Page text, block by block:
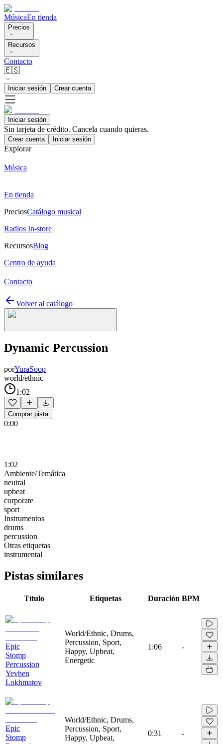
MúsicaEn tienda
Precios
Recursos
Contacto
🇪🇸
Iniciar sesión Crear cuenta
Iniciar sesión
Sin tarjeta de crédito. Cancela cuando quieras.
Crear cuenta Iniciar sesión
Explorar
Música
En tienda
PreciosCatálogo musical
Radios In-store
RecursosBlog
Centro de ayuda
Contacto
Volver al catálogo
Dynamic Percussion
porYuraSoop
world/ethnic
1:02
Comprar pista
0:00
1:02
Ambiente/Temática
neutral
upbeat
corporate
sport
Instrumentos
drums
percussion
Otras etiquetas
instrumental
Pistas similares
Título Etiquetas Duración BPM
Epic
Stomp
Percussion
Yevhen
Lokhmatov
World/Ethnic, Drums,
Percussion, Sport,
Happy, Upbeat,
Energetic
1:06 -
Epic
Stomp
World/Ethnic, Drums,
Percussion, Sport,
Happy, Upbeat,
0:31 -